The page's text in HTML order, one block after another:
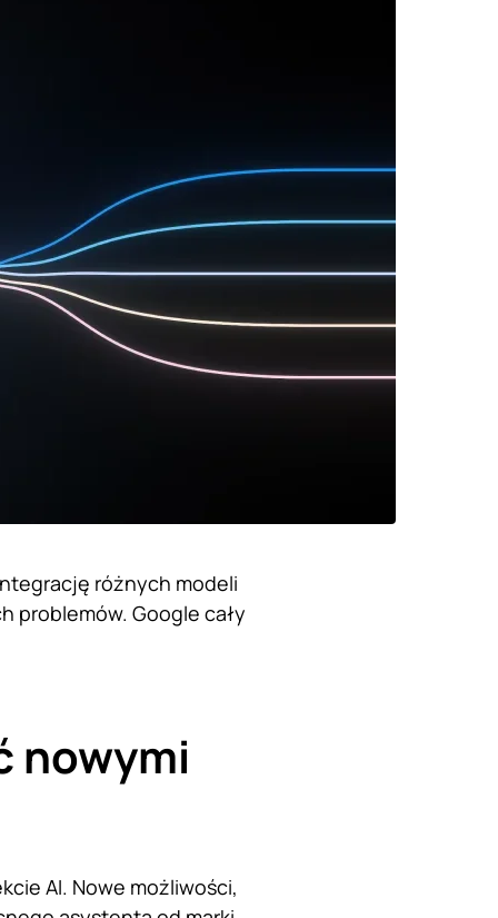
różnych modeli
problemów. Google cały
nowymi
AI. Nowe możliwości,